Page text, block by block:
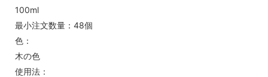
100ml
最小注文数量：48個
色：
木の色
使用法：